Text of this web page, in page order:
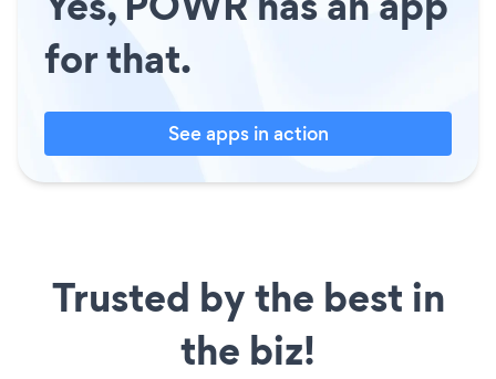
for that.
See apps in action
Trusted by the best in
the biz!